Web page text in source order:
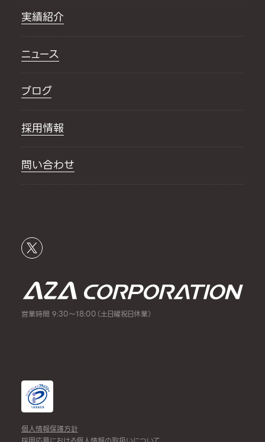
実績紹介
ニュース
ブログ
採用情報
問い合わせ
営業時間 9:30～18:00（土日曜祝日休業）
個人情報保護方針